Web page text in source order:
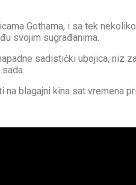
Gothama, i sa tek
svojim sugrađanima.
sadistički ubojica, niz
na blagajni kina sat vremena